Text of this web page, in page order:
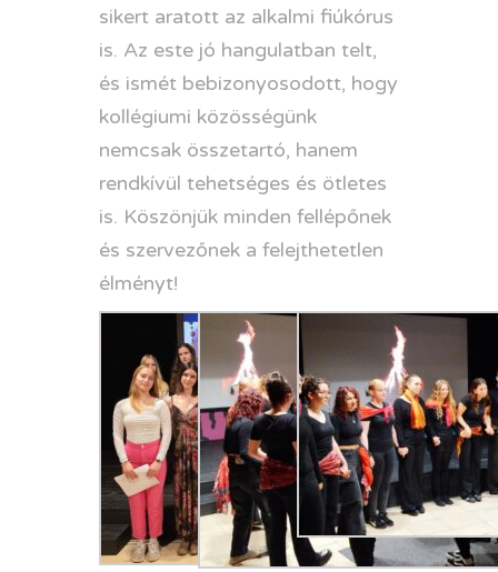
sikert aratott az alkalmi fiúkórus
is. Az este jó hangulatban telt,
és ismét bebizonyosodott, hogy
kollégiumi közösségünk
nemcsak összetartó, hanem
rendkívül tehetséges és ötletes
is. Köszönjük minden fellépőnek
és szervezőnek a felejthetetlen
élményt!